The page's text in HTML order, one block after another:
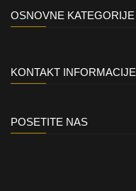
OSNOVNE KATEGORIJE
KONTAKT INFORMACIJE
POSETITE NAS